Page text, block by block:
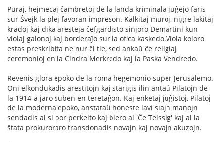
Puraj, hejmecaj ĉambretoj de la landa kriminala juĝejo faris
sur Ŝvejk la plej favoran impreson. Kalkitaj muroj, nigre lakitaj
kradoj kaj dika aresteja ĉefgardisto sinjoro Demartini kun
violaj galonoj kaj borderaĵo sur la oﬁca kaskedo.Viola koloro
estas preskribíta ne nur ĉi tie, sed ankaŭ ĉe religiaj
ceremonioj en la Cindra Merkredo kaj la Paska Vendredo.
Revenis glora epoko de la roma hegemonio super Jerusalemo.
Oni elkondukadis arestitojn kaj starigis ilin antaŭ Pilatojn de
la 1914-a jaro suben en teretaĝon. Kaj enketaj juĝistoj, Pilatoj
de la moderna epoko, anstataŭ honeste lavi siajn manojn
sendadis al si por perkelto kaj biero al 'Ĉe Teissig' kaj al la
ŝtata prokuroraro transdonadis novajn kaj novajn akuzojn.